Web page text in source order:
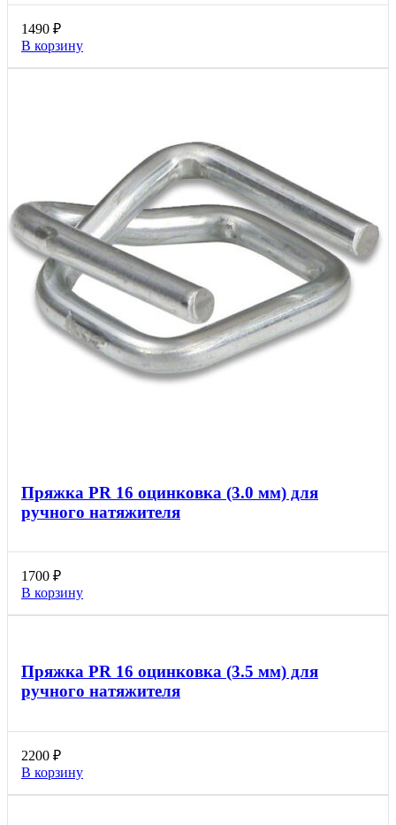
1490 ₽
В корзину
Пряжка PR 16 оцинковка (3.0 мм) для
ручного натяжителя
1700 ₽
В корзину
Пряжка PR 16 оцинковка (3.5 мм) для
ручного натяжителя
2200 ₽
В корзину